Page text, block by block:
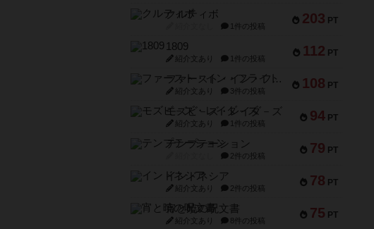
203 PT
クルティボ
1件の投稿
112 PT
1809
紹介文あり 1件の投稿
108 PT
ファースト・イン・フライト
紹介文あり 3件の投稿
94 PT
モズビ－ズ・レイダ－ズ
紹介文あり 1件の投稿
79 PT
テンプテーション
2件の投稿
78 PT
インドネシア
紹介文あり 2件の投稿
75 PT
宵と暁の呪文書
紹介文あり 8件の投稿